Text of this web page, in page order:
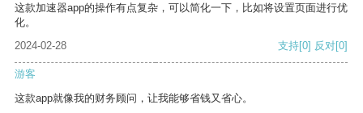
这款加速器app的操作有点复杂，可以简化一下，比如将设置页面进行优
化。
2024-02-28
支持[0] 反对[0]
游客
这款app就像我的财务顾问，让我能够省钱又省心。